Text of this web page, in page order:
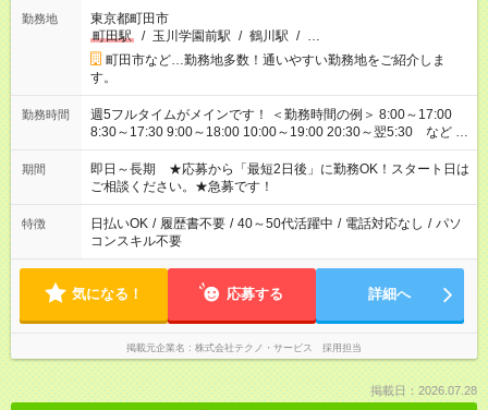
勤務地
東京都町田市
町田駅
/ 玉川学園前駅 / 鶴川駅 / …
町田市など…勤務地多数！通いやすい勤務地をご紹介しま
す。
勤務時間
週5フルタイムがメインです！ ＜勤務時間の例＞ 8:00～17:00
8:30～17:30 9:00～18:00 10:00～19:00 20:30～翌5:30 など ★
その他にも勤務時間多数！ 日勤のみ、残業なし、交替制など
ご希望を教えてください！
期間
即日～長期 ★応募から「最短2日後」に勤務OK！スタート日は
ご相談ください。★急募です！
特徴 日払いOK / 履歴書不要 / 40～50代活躍中 / 電話対応なし / パソ
コンスキル不要
気になる！ 応募する 詳細へ
掲載元企業名 株式会社テクノ・サービス 採用担当
掲載日：2026.07.28